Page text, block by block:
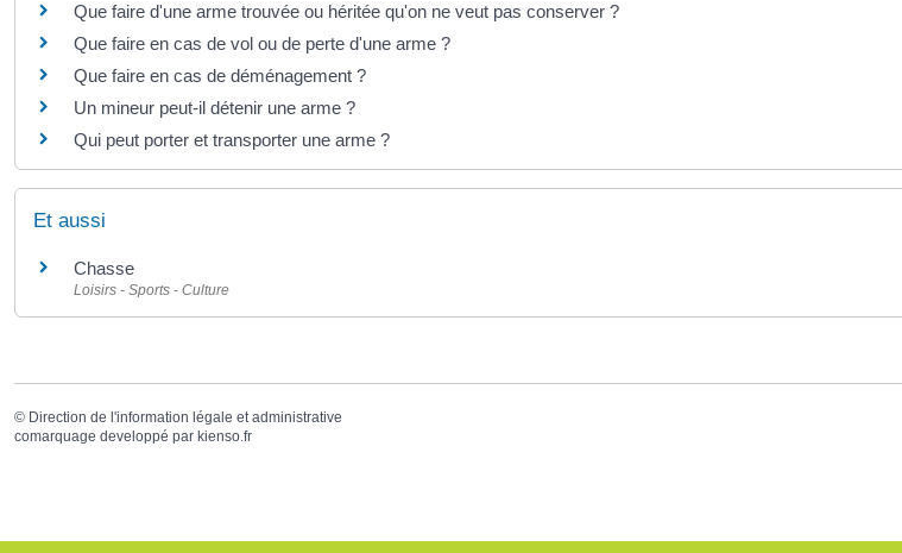
Que faire d'une arme trouvée ou héritée qu'on ne veut pas conserver ?
Que faire en cas de vol ou de perte d'une arme ?
Que faire en cas de déménagement ?
Un mineur peut-il détenir une arme ?
Qui peut porter et transporter une arme ?
Et aussi
Chasse
Loisirs - Sports - Culture
© Direction de l'information légale et administrative
comarquage developpé par kienso.fr